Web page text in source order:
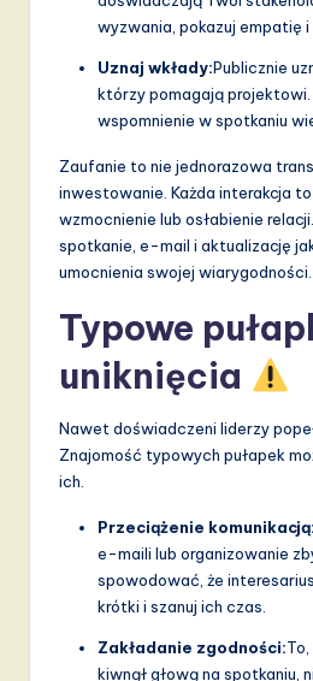
wyzwania, pokazuj empatię i
Uznaj wkłady:Publicznie
którzy pomagają projektowi.
wspomnienie w spotkaniu
Zaufanie to nie jednorazowa
inwestowanie. Każda interakcja
wzmocnienie lub osłabienie
spotkanie, e-mail i aktualizację
umocnienia swojej wiarygodności.
Typowe
uniknięcia
Nawet doświadczeni liderzy
Znajomość typowych pułapek
ich.
Przeciążenie komunikacją:
e-maili lub organizowanie
spowodować, że
krótki i szanuj ich czas.
Zakładanie zgodności:
kiwnął głową na spotkaniu,